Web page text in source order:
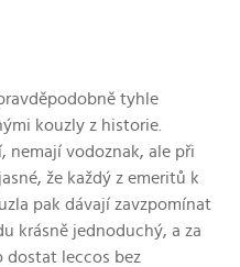
tyhle
kouzly z historie.
nemají vodoznak, ale při
že každý z emeritů k
pak dávají zavzpomínat
krásně jednoduchý, a za
dostat leccos bez